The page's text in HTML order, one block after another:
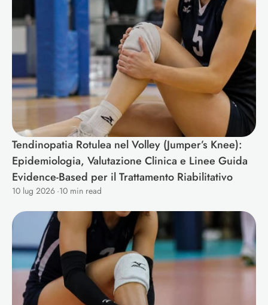
Tendinopatia Rotulea nel Volley (Jumper’s Knee):
Epidemiologia, Valutazione Clinica e Linee Guida
Evidence-Based per il Trattamento Riabilitativo
10 lug 2026 ·10 min read